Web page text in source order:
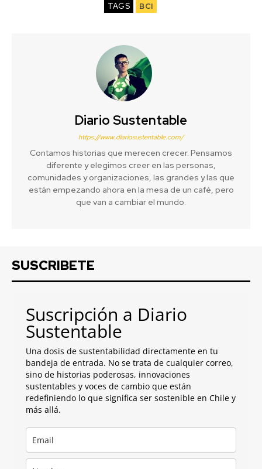
TAGS BCI
Diario Sustentable
https://www.diariosustentable.com/
Contamos historias que merecen crecer. Pensamos
diferente y elegimos creer en las personas,
comunidades y organizaciones, las grandes y las que
están empezando ahora en la mesa de un café, pero
que van a cambiar el mundo.
SUSCRIBETE
Suscripción a Diario
Sustentable
Una dosis de sustentabilidad directamente en tu
bandeja de entrada. No se trata de cualquier correo,
sino de historias poderosas, innovaciones
sustentables y voces de cambio que están
redefiniendo lo que significa ser sostenible en Chile y
más allá.